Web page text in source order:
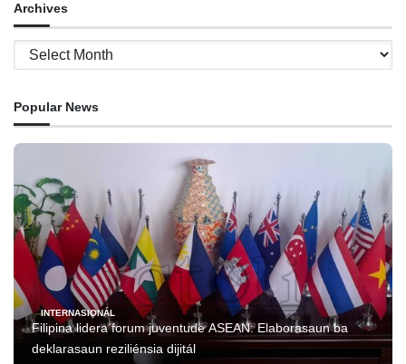
Archives
Archives
Popular News
INTERNASIONÁL
Filipina lidera forum juventude ASEAN: Elaborasaun ba
deklarasaun reziliénsia dijitál